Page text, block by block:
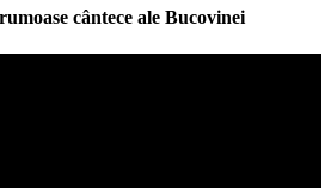
cântece ale Bucovinei